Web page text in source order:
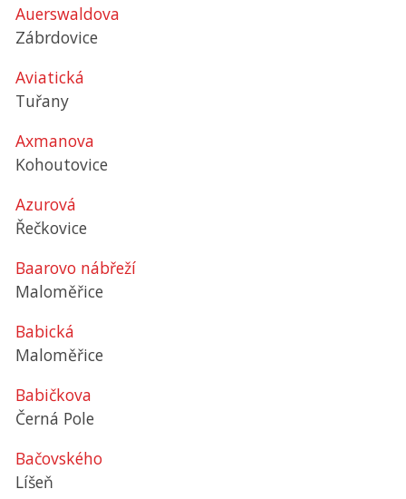
Auerswaldova
Zábrdovice
Aviatická
Tuřany
Axmanova
Kohoutovice
Azurová
Řečkovice
Baarovo nábřeží
Maloměřice
Babická
Maloměřice
Babičkova
Černá Pole
Bačovského
Líšeň